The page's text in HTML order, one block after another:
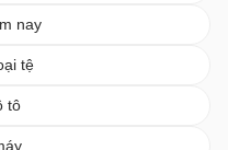
nay
tệ
tô